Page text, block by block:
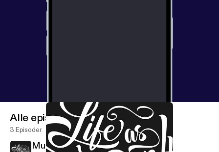
Alle episoder
3 Episoder
Muscles Don't Make the Man